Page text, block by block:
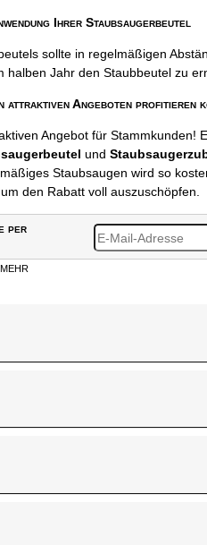
Ihrer Staubsaugerbeutel
sollte in regelmäßigen
halben Jahr den Staubbeutel zu
attraktiven Angeboten profitieren
Angebot für Stammkunden!
und
Staubsaugen wird so
den Rabatt voll auszuschöpfen.
per